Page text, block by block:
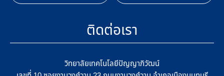
ติดต่อเรา
วิทยาลัยเทคโนโลยีปัญญาภิวัฒน์